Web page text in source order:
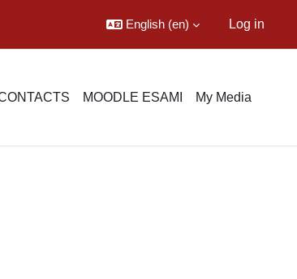
English ‎(en)‎ Log in
MOODLE ESAMI My Media